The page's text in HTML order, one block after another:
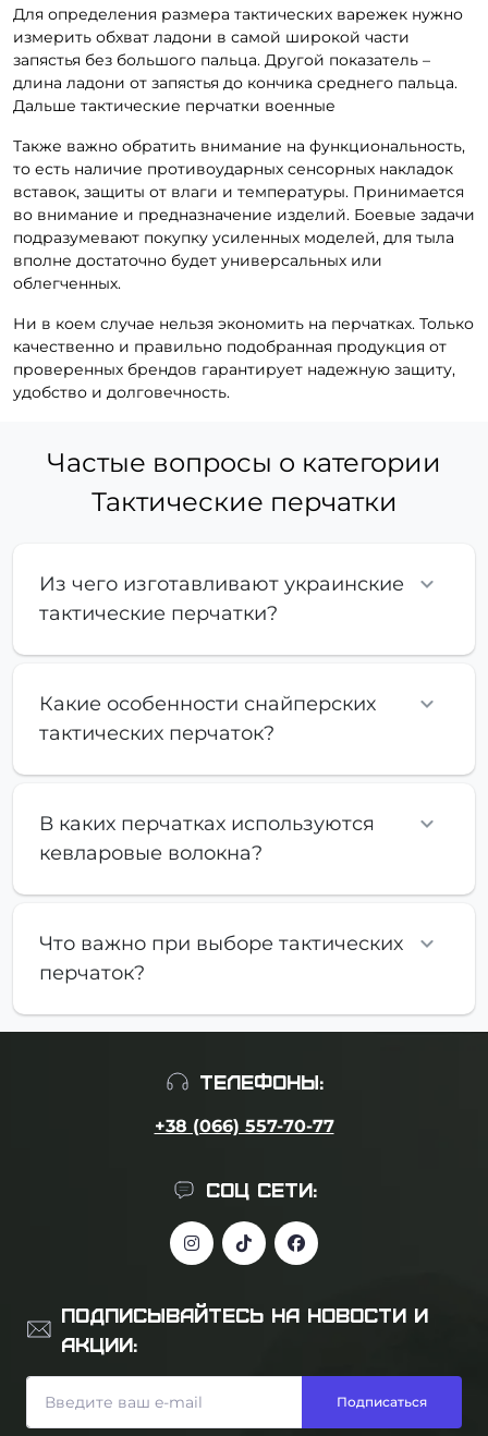
Для определения размера тактических варежек нужно
измерить обхват ладони в самой широкой части
запястья без большого пальца. Другой показатель –
длина ладони от запястья до кончика среднего пальца.
Дальше тактические перчатки военные
Также важно обратить внимание на функциональность,
то есть наличие противоударных сенсорных накладок
вставок, защиты от влаги и температуры. Принимается
во внимание и предназначение изделий. Боевые задачи
подразумевают покупку усиленных моделей, для тыла
вполне достаточно будет универсальных или
облегченных.
Ни в коем случае нельзя экономить на перчатках. Только
качественно и правильно подобранная продукция от
проверенных брендов гарантирует надежную защиту,
удобство и долговечность.
Частые вопросы о категории
Тактические перчатки
Из чего изготавливают украинские
тактические перчатки?
Какие особенности снайперских
тактических перчаток?
В каких перчатках используются
кевларовые волокна?
Что важно при выборе тактических
перчаток?
ТЕЛЕФОНЫ:
+38 (066) 557-70-77
СОЦ СЕТИ:
ПОДПИСЫВАЙТЕСЬ НА НОВОСТИ И
АКЦИИ:
Подписаться